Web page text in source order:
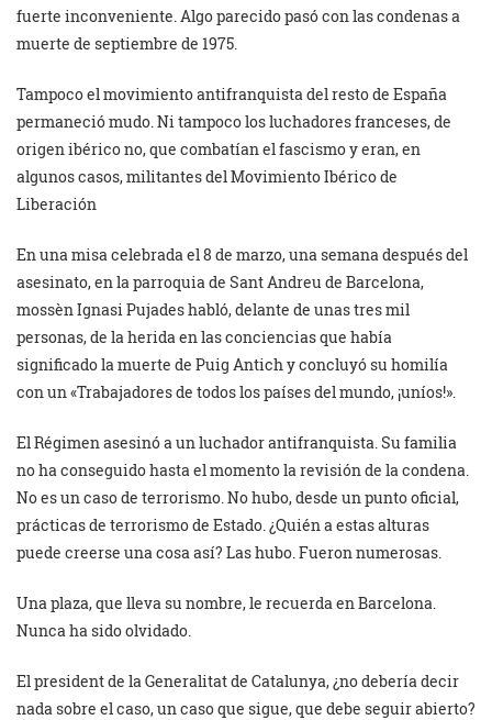
fuerte inconveniente. Algo parecido pasó con las condenas a
muerte de septiembre de 1975.
Tampoco el movimiento antifranquista del resto de España
permaneció mudo. Ni tampoco los luchadores franceses, de
origen ibérico no, que combatían el fascismo y eran, en
algunos casos, militantes del Movimiento Ibérico de
Liberación
En una misa celebrada el 8 de marzo, una semana después del
asesinato, en la parroquia de Sant Andreu de Barcelona,
mossèn Ignasi Pujades habló, delante de unas tres mil
personas, de la herida en las conciencias que había
significado la muerte de Puig Antich y concluyó su homilía
con un «Trabajadores de todos los países del mundo, ¡uníos!».
El Régimen asesinó a un luchador antifranquista. Su familia
no ha conseguido hasta el momento la revisión de la condena.
No es un caso de terrorismo. No hubo, desde un punto oficial,
prácticas de terrorismo de Estado. ¿Quién a estas alturas
puede creerse una cosa así? Las hubo. Fueron numerosas.
Una plaza, que lleva su nombre, le recuerda en Barcelona.
Nunca ha sido olvidado.
El president de la Generalitat de Catalunya, ¿no debería decir
nada sobre el caso, un caso que sigue, que debe seguir abierto?